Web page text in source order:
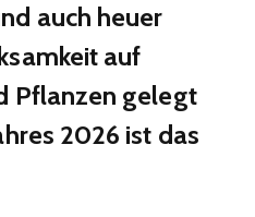
auch heuer
auf
Pflanzen gelegt
2026 ist das